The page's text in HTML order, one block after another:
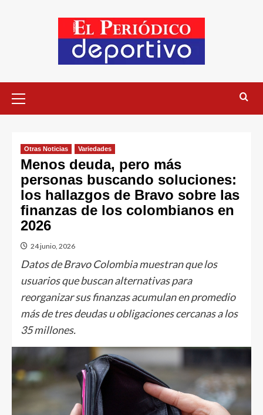
Otras Noticias Variedades
Menos deuda, pero más
personas buscando soluciones:
los hallazgos de Bravo sobre las
finanzas de los colombianos en
2026
24 junio, 2026
Datos de Bravo Colombia muestran que los
usuarios que buscan alternativas para
reorganizar sus finanzas acumulan en promedio
más de tres deudas u obligaciones cercanas a los
35 millones.